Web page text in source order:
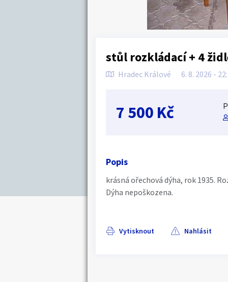
stůl rozkládací + 4
Hradec Králové 6. 8. 2026 -
7 500 Kč
Popis
krásná ořechová dýha, rok 1935.
Dýha nepoškozena.
Vytisknout Nahlásit